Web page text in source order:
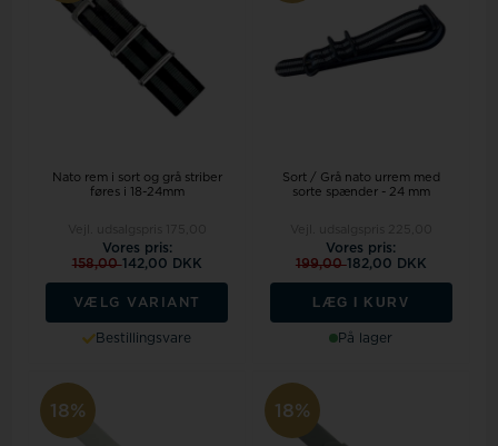
Nato rem i sort og grå striber
føres i 18-24mm
Vores pris:
158,00142,00 DKK
VÆLG VARIANT
Bestillingsvare
Sort / Grå nato urrem med
sorte spænder - 24 mm
Vores pris:
199,00182,00 DKK
LÆG I KURV
På lager
18% 18%